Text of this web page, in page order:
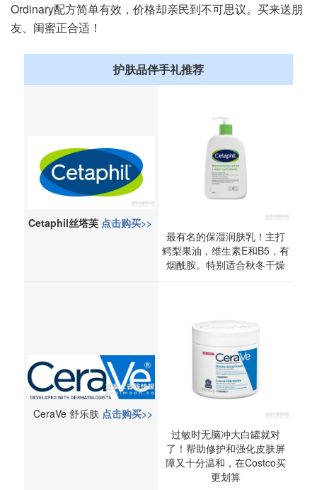
Ordinary配方简单有效，价格却亲民到不可思议。买来送朋
友、闺蜜正合适！
护肤品伴手礼推荐
Cetaphil丝塔芙 点击购买>>
最有名的保湿润肤乳！主打
鳄梨果油，维生素E和B5，有
烟酰胺。特别适合秋冬干燥
CeraVe 舒乐肤 点击购买>>
过敏时无脑冲大白罐就对
了！帮助修护和强化皮肤屏
障又十分温和，在Costco买
更划算